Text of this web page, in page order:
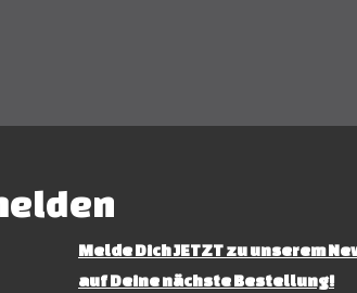
Melde Dich JETZT zu unserem
auf Deine nächste Bestellung!